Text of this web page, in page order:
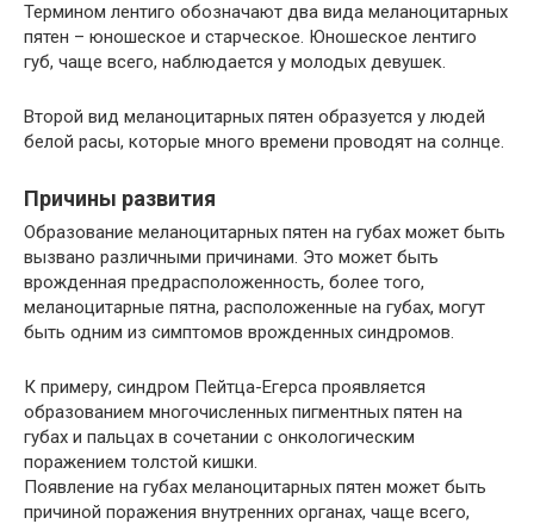
Термином лентиго обозначают два вида меланоцитарных
пятен – юношеское и старческое. Юношеское лентиго
губ, чаще всего, наблюдается у молодых девушек.
Второй вид меланоцитарных пятен образуется у людей
белой расы, которые много времени проводят на солнце.
Причины развития
Образование меланоцитарных пятен на губах может быть
вызвано различными причинами. Это может быть
врожденная предрасположенность, более того,
меланоцитарные пятна, расположенные на губах, могут
быть одним из симптомов врожденных синдромов.
К примеру, синдром Пейтца-Егерса проявляется
образованием многочисленных пигментных пятен на
губах и пальцах в сочетании с онкологическим
поражением толстой кишки.
Появление на губах меланоцитарных пятен может быть
причиной поражения внутренних органах, чаще всего,